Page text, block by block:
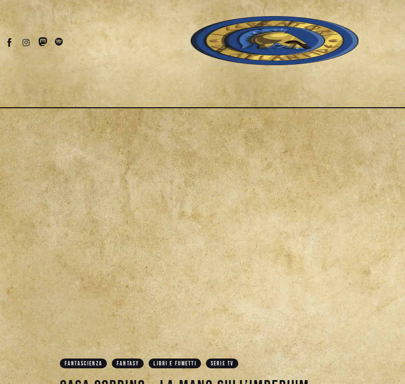
Fantascienza
Fantasy
Recensioni
Libri e fumetti
Cercatori
Download
FANTASCIENZA FANTASY LIBRI E FUMETTI SERIE TV